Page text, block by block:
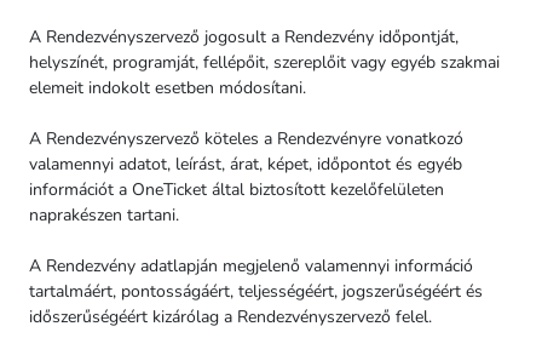
A Rendezvényszervező jogosult a Rendezvény időpontját,
helyszínét, programját, fellépőit, szereplőit vagy egyéb szakmai
elemeit indokolt esetben módosítani.
A Rendezvényszervező köteles a Rendezvényre vonatkozó
valamennyi adatot, leírást, árat, képet, időpontot és egyéb
információt a OneTicket által biztosított kezelőfelületen
naprakészen tartani.
A Rendezvény adatlapján megjelenő valamennyi információ
tartalmáért, pontosságáért, teljességéért, jogszerűségéért és
időszerűségéért kizárólag a Rendezvényszervező felel.